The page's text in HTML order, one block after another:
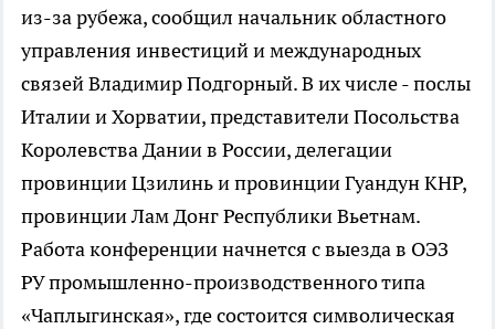
из-за рубежа, сообщил начальник областного
управления инвестиций и международных
связей Владимир Подгорный. В их числе - послы
Италии и Хорватии, представители Посольства
Королевства Дании в России, делегации
провинции Цзилинь и провинции Гуандун КНР,
провинции Лам Донг Республики Вьетнам.
Работа конференции начнется с выезда в ОЭЗ
РУ промышленно-производственного типа
«Чаплыгинская», где состоится символическая